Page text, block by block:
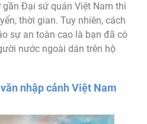
Đại sứ quán Việt Nam thì
thời gian. Tuy nhiên, cách
sự an toàn cao là bạn đã có
nước ngoài dán trên hộ
nhập cảnh Việt Nam